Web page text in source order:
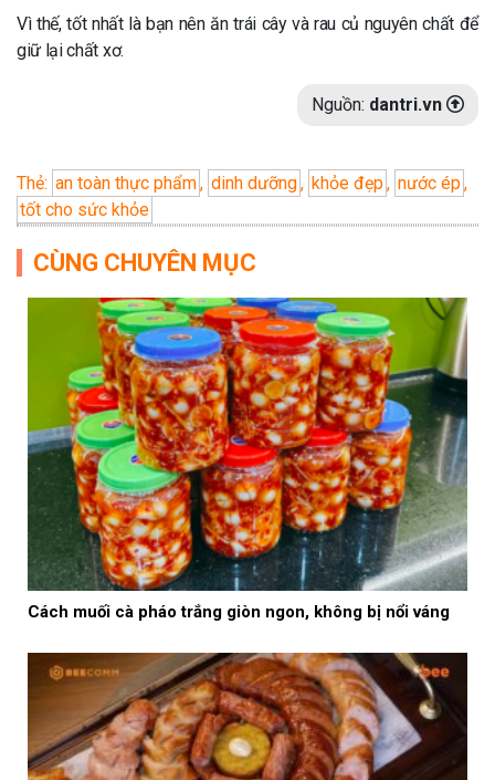
Vì thế, tốt nhất là bạn nên ăn trái cây và rau củ nguyên chất để
giữ lại chất xơ.
Nguồn: dantri.vn
Thẻ: an toàn thực phẩm, dinh dưỡng, khỏe đẹp, nước ép,
tốt cho sức khỏe
CÙNG CHUYÊN MỤC
Cách muối cà pháo trắng giòn ngon, không bị nổi váng